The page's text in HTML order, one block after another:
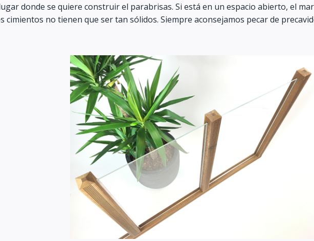
donde se quiere construir el parabrisas. Si está en un espacio abierto, el
cimientos no tienen que ser tan sólidos. Siempre aconsejamos pecar de